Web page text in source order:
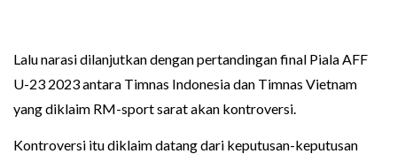
Lalu narasi dilanjutkan dengan pertandingan final Piala AFF
U-23 2023 antara Timnas Indonesia dan Timnas Vietnam
yang diklaim RM-sport sarat akan kontroversi.
Kontroversi itu diklaim datang dari keputusan-keputusan